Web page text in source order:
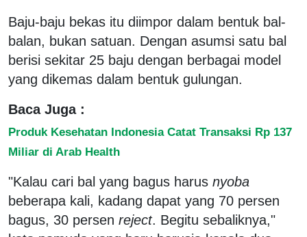
Baju-baju bekas itu diimpor dalam bentuk bal-
balan, bukan satuan. Dengan asumsi satu bal
berisi sekitar 25 baju dengan berbagai model
yang dikemas dalam bentuk gulungan.
Baca Juga :
Produk Kesehatan Indonesia Catat Transaksi Rp 137
Miliar di Arab Health
"Kalau cari bal yang bagus harus nyoba
beberapa kali, kadang dapat yang 70 persen
bagus, 30 persen reject. Begitu sebaliknya,"